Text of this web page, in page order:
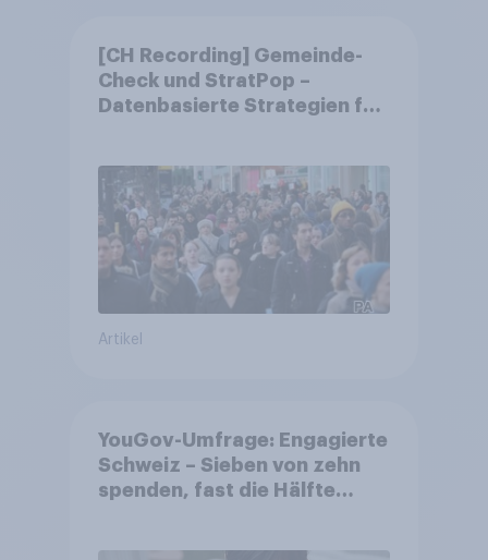
[CH Recording] Gemeinde-
Check und StratPop –
Datenbasierte Strategien für
Artikel
YouGov-Umfrage: Engagierte
Schweiz – Sieben von zehn
spenden, fast die Hälfte